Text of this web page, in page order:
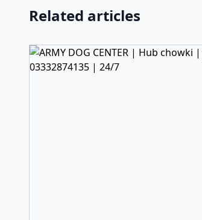
Related articles